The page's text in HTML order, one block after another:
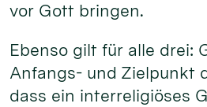
vor Gott bringen.
Ebenso gilt für alle drei:
Anfangs- und Zielpunkt
dass ein interreligiöses